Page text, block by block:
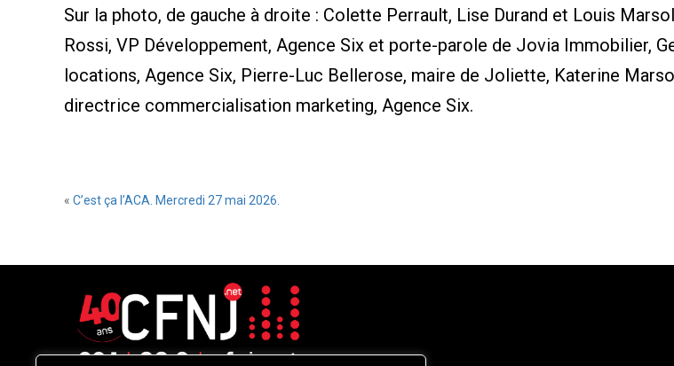
Sur la photo, de gauche à droite : Colette Perrault, Lise Durand et Louis
Rossi, VP Développement, Agence Six et porte-parole de Jovia Immobilier,
locations, Agence Six, Pierre-Luc Bellerose, maire de Joliette, Katerine
directrice commercialisation marketing, Agence Six.
« C’est ça l’ACA. Mercredi 27 mai 2026.